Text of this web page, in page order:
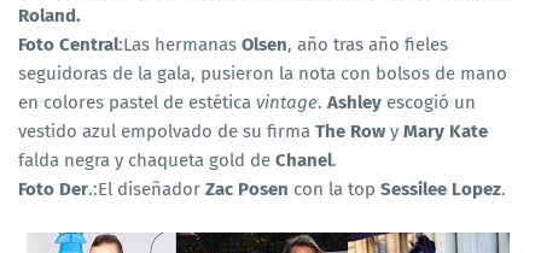
Roland.
Foto Central:Las hermanas Olsen, año tras año fieles
seguidoras de la gala, pusieron la nota con bolsos de mano
en colores pastel de estética vintage. Ashley escogió un
vestido azul empolvado de su firma The Row y Mary Kate
falda negra y chaqueta gold de Chanel.
Foto Der.:El diseñador Zac Posen con la top Sessilee Lopez.